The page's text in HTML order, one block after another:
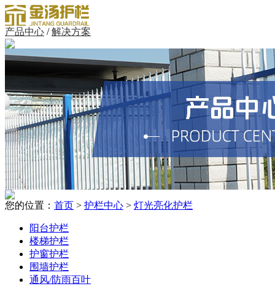
产品中心 /解决方案
您的位置： 首页 > 护栏中心 > 灯光亮化护栏
阳台护栏
楼梯护栏
护窗护栏
围墙护栏
通风/防雨百叶